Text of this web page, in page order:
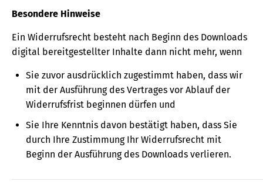
Besondere Hinweise
Ein Widerrufsrecht besteht nach Beginn des Downloads
digital bereitgestellter Inhalte dann nicht mehr, wenn
Sie zuvor ausdrücklich zugestimmt haben, dass wir
mit der Ausführung des Vertrages vor Ablauf der
Widerrufsfrist beginnen dürfen und
Sie Ihre Kenntnis davon bestätigt haben, dass Sie
durch Ihre Zustimmung Ihr Widerrufsrecht mit
Beginn der Ausführung des Downloads verlieren.